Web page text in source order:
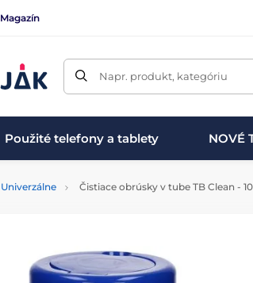
Magazín
Napr. produkt, kategóriu
Použité telefony a tablety NOVÉ
Univerzálne Čistiace obrúsky v tube TB Clean -